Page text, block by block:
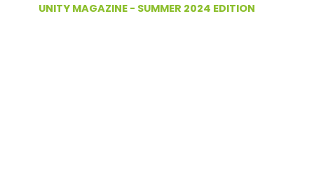
UNITY MAGAZINE - SUMMER 2024 EDITION